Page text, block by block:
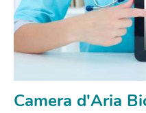
Camera d'Aria